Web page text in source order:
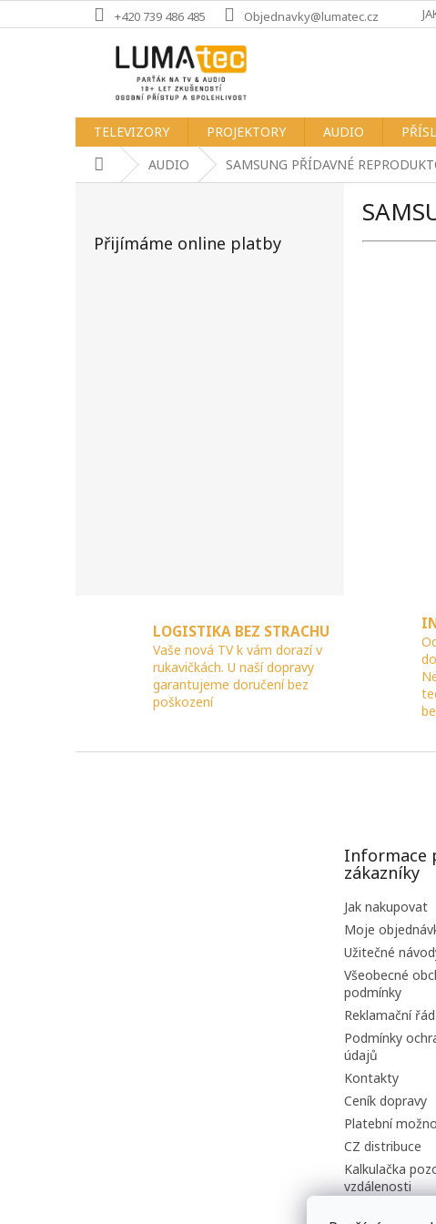
na
+420 739 486 485 Objednavky@lumatec.cz
TELEVIZORY PROJEKTORY AUDIO
DomůAUDIO SAMSUNG PŘÍDAVNÉ
Přijímáme online platby
LOGISTIKA BEZ STRACHU
Vaše nová TV k vám dorazí v
rukavičkách. U naší dopravy
garantujeme doručení bez
poškození
Informace
zákazníky
Jak nakupovat
Moje
Užitečné
Všeobecné
podmínky
Reklamační řád
Podmínky
údajů
Kontakty
Ceník dopravy
Platební
CZ distribuce
Kalkulačka
vzdálenosti